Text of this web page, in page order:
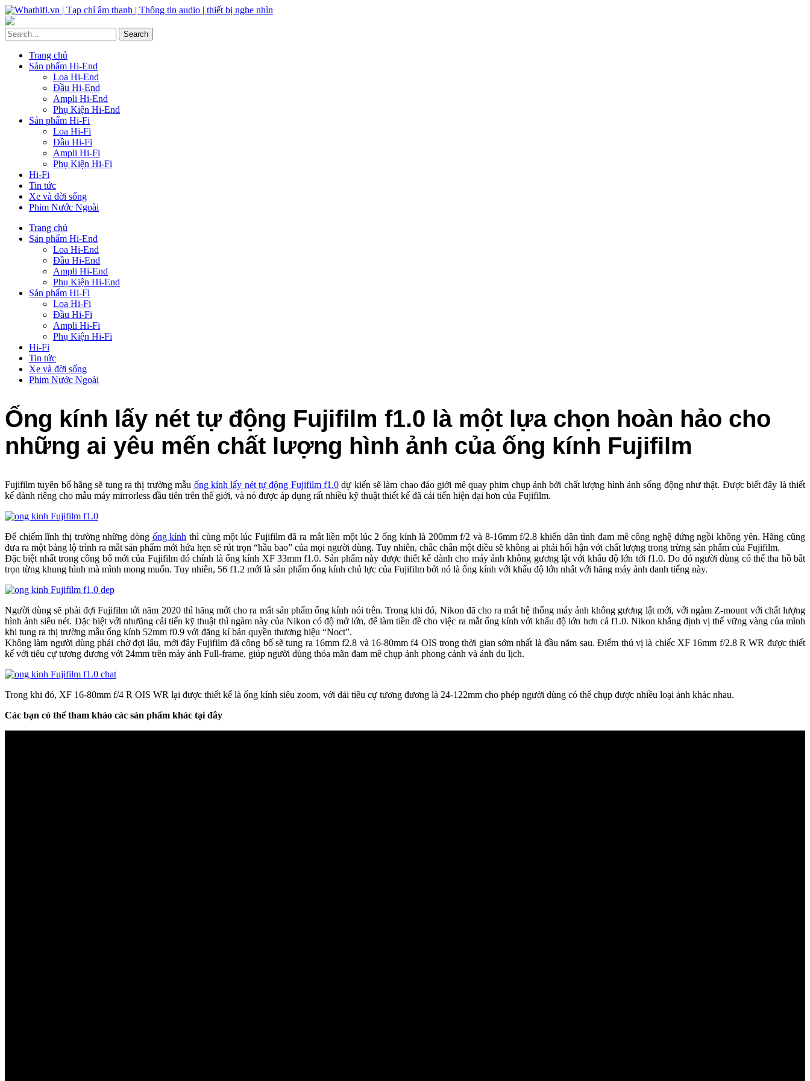
Trang chủ
Sản phẩm Hi-End
Loa Hi-End
Đầu Hi-End
Ampli Hi-End
Phụ Kiện Hi-End
Sản phẩm Hi-Fi
Loa Hi-Fi
Đầu Hi-Fi
Ampli Hi-Fi
Phụ Kiện Hi-Fi
Hi-Fi
Tin tức
Xe và đời sống
Phim Nước Ngoài
Trang chủ
Sản phẩm Hi-End
Loa Hi-End
Đầu Hi-End
Ampli Hi-End
Phụ Kiện Hi-End
Sản phẩm Hi-Fi
Loa Hi-Fi
Đầu Hi-Fi
Ampli Hi-Fi
Phụ Kiện Hi-Fi
Hi-Fi
Tin tức
Xe và đời sống
Phim Nước Ngoài
Ống kính lấy nét tự động Fujifilm f1.0 là một lựa chọn hoàn hảo cho
những ai yêu mến chất lượng hình ảnh của ống kính Fujifilm
Fujifilm tuyên bố hãng sẽ tung ra thị trường mẫu ống kính lấy nét tự động Fujifilm f1.0dự kiến sẽ làm chao đảo giới mê quay phim chụp ảnh bởi chất lượng hình ảnh sống động như thật. Được biết đây là thiết
kế dành riêng cho mẫu máy mirrorless đầu tiên trên thế giới, và nó được áp dụng rất nhiều kỹ thuật thiết kế đã cải tiến hiện đại hơn của Fujifilm.
Để chiếm lĩnh thị trường những dòng ống kính thì cùng một lúc Fujifilm đã ra mắt liền một lúc 2 ống kính là 200mm f/2 và 8-16mm f/2.8 khiến dân tình đam mê công nghệ đứng ngồi không yên. Hãng cũng
đưa ra một bảng lộ trình ra mắt sản phẩm mới hứa hẹn sẽ rút trọn “hầu bao” của mọi người dùng. Tuy nhiên, chắc chắn một điều sẽ không ai phải hối hận với chất lượng trong trừng sản phẩm của Fujifilm.
Đặc biệt nhất trong công bố mới của Fujifilm đó chính là ống kính XF 33mm f1.0. Sản phẩm này được thiết kế dành cho máy ảnh không gương lật với khẩu độ lớn tới f1.0. Do đó người dùng có thể tha hồ bắt
trọn từng khung hình mà mình mong muốn. Tuy nhiên, 56 f1.2 mới là sản phẩm ống kính chủ lực của Fujifilm bởi nó là ống kính với khẩu độ lớn nhất với hãng máy ảnh danh tiếng này.
Người dùng sẽ phải đợi Fujifilm tới năm 2020 thì hãng mới cho ra mắt sản phẩm ống kính nói trên. Trong khi đó, Nikon đã cho ra mắt hệ thống máy ảnh không gương lật mới, với ngàm Z-mount với chất lượng
hình ảnh siêu nét. Đặc biệt với nhưũng cải tiến kỹ thuật thì ngàm này của Nikon có độ mở lớn, để làm tiền đề cho việc ra mắt ống kính với khẩu độ lớn hơn cả f1.0. Nikon khẳng định vị thế vững vàng của mình
khi tung ra thị trường mẫu ống kính 52mm f0.9 với đăng kí bản quyền thương hiệu “Noct”.
Không làm người dùng phải chờ đợi lâu, mới đây Fujifilm đã công bố sẽ tung ra 16mm f2.8 và 16-80mm f4 OIS trong thời gian sớm nhất là đầu năm sau. Điểm thú vị là chiếc XF 16mm f/2.8 R WR được thiết
kế với tiêu cự tương đương với 24mm trên máy ảnh Full-frame, giúp người dùng thỏa mãn đam mê chụp ảnh phong cảnh và ảnh du lịch.
Trong khi đó, XF 16-80mm f/4 R OIS WR lại được thiết kế là ống kính siêu zoom, với dải tiêu cự tương đương là 24-122mm cho phép người dùng có thể chụp được nhiều loại ảnh khác nhau.
Các bạn có thể tham khảo các sản phẩm khác tại đây